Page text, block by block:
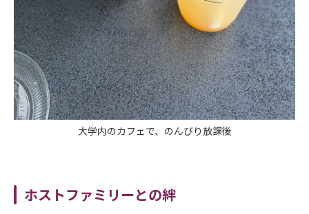
大学内のカフェで、のんびり放課後
ホストファミリーとの絆